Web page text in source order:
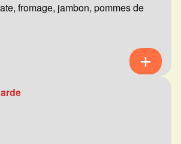
fromage, jambon, pommes de